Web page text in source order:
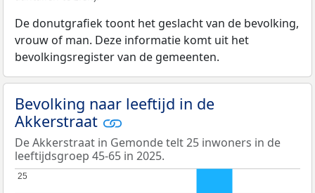
De donutgrafiek toont het geslacht van de bevolking,
vrouw of man. Deze informatie komt uit het
bevolkingsregister van de gemeenten.
Bevolking naar leeftijd in de
Akkerstraat
De Akkerstraat in Gemonde telt 25 inwoners in de
leeftijdsgroep 45-65 in 2025.
25
25